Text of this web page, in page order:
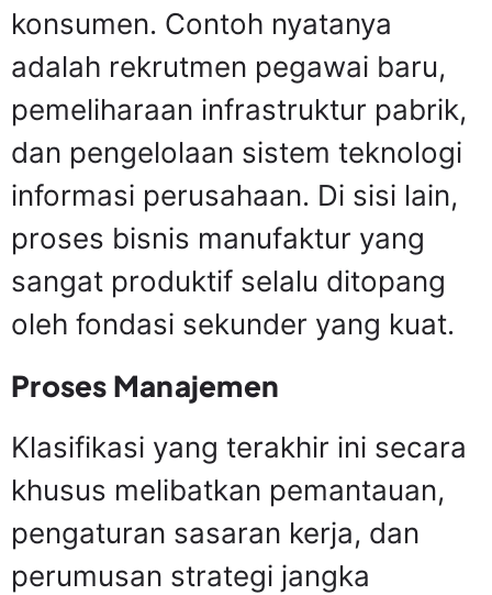
konsumen. Contoh nyatanya
adalah rekrutmen pegawai baru,
pemeliharaan infrastruktur pabrik,
dan pengelolaan sistem teknologi
informasi perusahaan. Di sisi lain,
proses bisnis manufaktur yang
sangat produktif selalu ditopang
oleh fondasi sekunder yang kuat.
Proses Manajemen
Klasifikasi yang terakhir ini secara
khusus melibatkan pemantauan,
pengaturan sasaran kerja, dan
perumusan strategi jangka